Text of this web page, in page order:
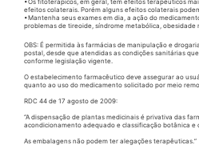
efeitos colaterais. Porém alguns efeitos colaterais
•Mantenha seus exames em dia, a ação do
problemas de tireoide, síndrome metabólica, obesidade
OBS: É permitida às farmácias de manipulação e
postal, desde que atendidas as condições sanitárias
conforme legislação vigente.
O estabelecimento farmacêutico deve assegurar ao
quanto ao uso do medicamento solicitado por meio
RDC 44 de 17 agosto de 2009:
“A dispensação de plantas medicinais é privativa das
acondicionamento adequado e classificação botânica e
As embalagens não podem ter alegações terapêuticas.”